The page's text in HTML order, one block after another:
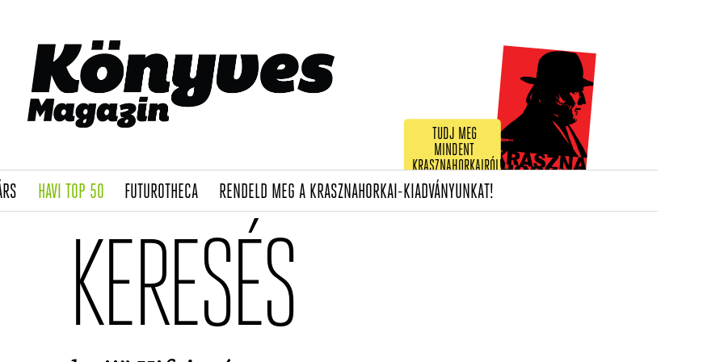
TUDJ MEG
MINDENT
KRASZNAHORKAIRÓL!
(CURRENT)
HAVI TOP 50(CURRENT)
FUTUROTHECA(CURRENT)
RENDELD MEG A KRASZNAHORKAI-KIADVÁNYUNKAT!(CURRENT)
KERESÉS